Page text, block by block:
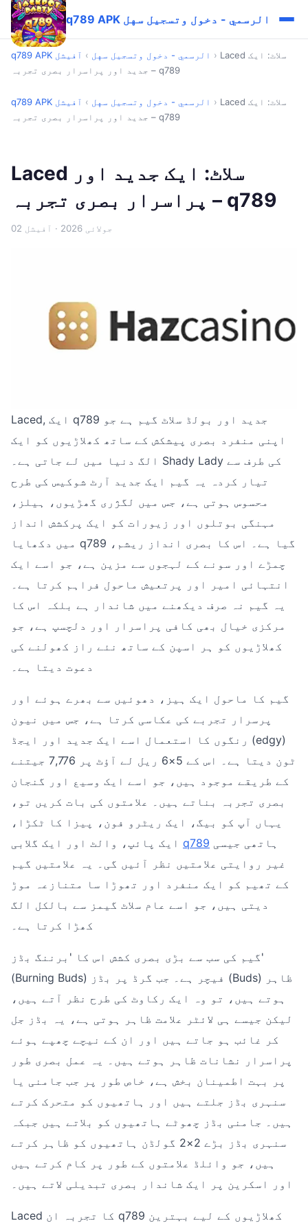
q789 APK الرسمي - دخول وتسجيل سهل
q789 APK الرسمي - دخول وتسجيل سهل › آفیشل › Laced سلاٹ: ایک
جدید اور پراسرار بصری تجربہ – q789
q789 APK الرسمي - دخول وتسجيل سهل › آفیشل › Laced سلاٹ: ایک
جدید اور پراسرار بصری تجربہ – q789
Laced سلاٹ: ایک جدید اور
پراسرار بصری تجربہ – q789
02 جولائی 2026 · آفیشل
Laced, ایک q789 جدید اور بولڈ سلاٹ گیم ہے جو
اپنی منفرد بصری پیشکش کے ساتھ کھلاڑیوں کو ایک
الگ دنیا میں لے جاتی ہے۔ Shady Lady کی طرف سے
تیار کردہ یہ گیم ایک جدید آرٹ شوکیس کی طرح
محسوس ہوتی ہے، جس میں لگژری گھڑیوں، ہیلز،
مہنگی بوتلوں اور زیورات کو ایک پرکشش انداز
میں دکھایا q789 گیا ہے۔ اس کا بصری انداز ریشم،
چمڑے اور سونے کے لہجوں سے مزین ہے، جو اسے ایک
انتہائی امیر اور پرتعیش ماحول فراہم کرتا ہے۔
یہ گیم نہ صرف دیکھنے میں شاندار ہے بلکہ اس کا
مرکزی خیال بھی کافی پراسرار اور دلچسپ ہے، جو
کھلاڑیوں کو ہر اسپن کے ساتھ نئے راز کھولنے کی
دعوت دیتا ہے۔
گیم کا ماحول ایک ہیز، دھوئیں سے بھرے ہوئے اور
پرسرار تجربے کی عکاسی کرتا ہے، جس میں نیون
رنگوں کا استعمال اسے ایک جدید اور ایجڈ (edgy)
ٹون دیتا ہے۔ اس کے 5×6 ریل لے آؤٹ پر 7,776 جیتنے
کے طریقے موجود ہیں، جو اسے ایک وسیع اور گنجان
بصری تجربہ بناتے ہیں۔ علامتوں کی بات کریں تو،
یہاں آپ کو بیگ، ایک ریٹرو فون، پیزا کا ٹکڑا،
q789
غیر روایتی علامتیں نظر آئیں گی۔ یہ علامتیں گیم
کے تھیم کو ایک منفرد اور تھوڑا سا متنازعہ موڑ
دیتی ہیں، جو اسے عام سلاٹ گیمز سے بالکل الگ
کھڑا کرتا ہے۔
گیم کی سب سے بڑی بصری کشش اس کا 'برننگ بڈز'
(Burning Buds) فیچر ہے۔ جب گرڈ پر بڈز (Buds) ظاہر
ہوتے ہیں، تو وہ ایک رکاوٹ کی طرح نظر آتے ہیں،
لیکن جیسے ہی لائٹر علامت ظاہر ہوتی ہے، یہ بڈز جل
کر غائب ہو جاتے ہیں اور ان کے نیچے چھپے ہوئے
پراسرار نشانات ظاہر ہوتے ہیں۔ یہ عمل بصری طور
پر بہت اطمینان بخش ہے، خاص طور پر جب جامنی یا
سنہری بڈز جلتے ہیں اور ہاتھیوں کو متحرک کرتے
ہیں۔ جامنی بڈز چھوٹے ہاتھیوں کو بلاتے ہیں جبکہ
سنہری بڈز بڑے 2×2 گولڈن ہاتھیوں کو ظاہر کرتے
ہیں، جو وائلڈ علامتوں کے طور پر کام کرتے ہیں
اور اسکرین پر ایک شاندار بصری تبدیلی لاتے ہیں۔
Laced کا تجربہ ان q789 کھلاڑیوں کے لیے بہترین